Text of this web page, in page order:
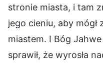
stronie miasta, i tam
jego cieniu, aby
miastem. I Bóg
sprawił, że wyrosła